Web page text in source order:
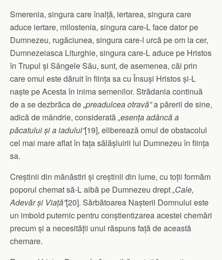
Smerenia, singura care înalță, iertarea, singura care
aduce iertare, milostenia, singura care-L face dator pe
Dumnezeu, ru­găciunea, singura care-l urcă pe om la cer,
Dumnezeiasca Li­turghie, singura care-L aduce pe Hristos
în Trupul și Sângele Său, sunt, de asemenea, căi prin
care omul este dăruit în ființa sa cu Însuși Hristos și-L
naște pe Acesta în inima semenilor. Strădania continuă
de a se dezbrăca de„preadulcea otravă”a părerii de sine,
adică de mândrie, considerată„esența adâncă a
păcatului și a iadului”[19], eliberează omul de obstacolul
cel mai mare aflat în fața sălășluirii lui Dumnezeu în ființa
sa.
Creștinii din mănăstiri și creștinii din lume, cu toții formăm
poporul chemat să-L aibă pe Dumnezeu drept„Cale,
Adevăr și Viață”[20]. Sărbătoarea Nașterii Domnului este
un imbold puter­nic pentru conștientizarea acestei chemări
precum și a ne­ce­sității unui răspuns față de această
chemare.